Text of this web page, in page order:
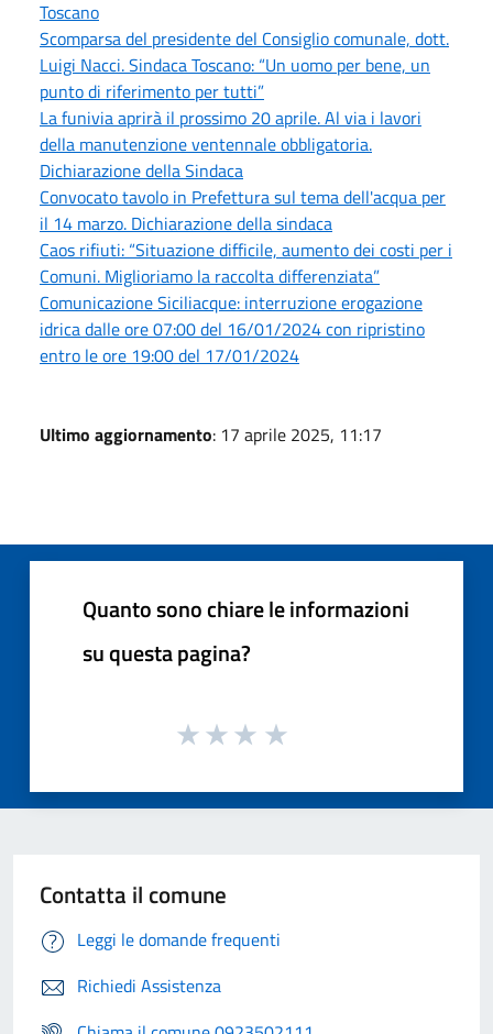
Toscano
Scomparsa del presidente del Consiglio comunale, dott.
Luigi Nacci. Sindaca Toscano: “Un uomo per bene, un
punto di riferimento per tutti”
La funivia aprirà il prossimo 20 aprile. Al via i lavori
della manutenzione ventennale obbligatoria.
Dichiarazione della Sindaca
Convocato tavolo in Prefettura sul tema dell'acqua per
il 14 marzo. Dichiarazione della sindaca
Caos rifiuti: “Situazione difficile, aumento dei costi per i
Comuni. Miglioriamo la raccolta differenziata”
Comunicazione Siciliacque: interruzione erogazione
idrica dalle ore 07:00 del 16/01/2024 con ripristino
entro le ore 19:00 del 17/01/2024
Ultimo aggiornamento: 17 aprile 2025, 11:17
Quanto sono chiare le informazioni
su questa pagina?
Contatta il comune
Leggi le domande frequenti
Richiedi Assistenza